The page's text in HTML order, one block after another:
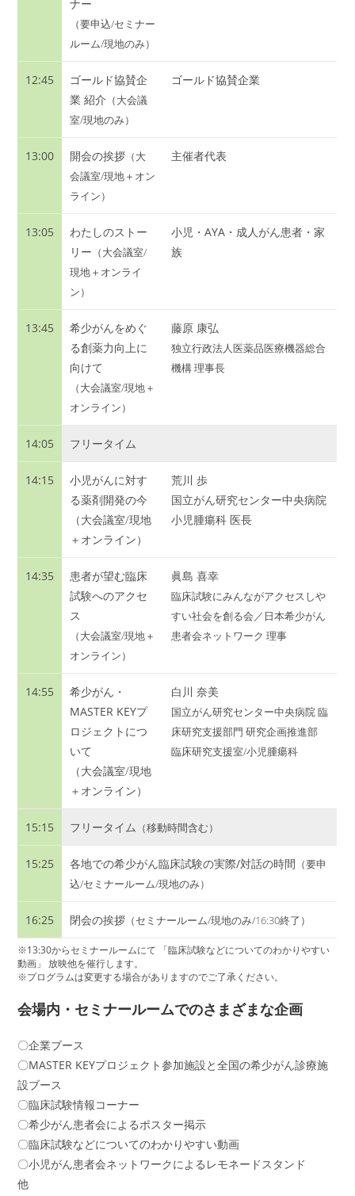
ナー
（要申込/セミナー
ルーム/現地のみ）
12:45
ゴールド協賛企
業 紹介 （大会議
室/現地のみ）
ゴールド協賛企業
13:00 開会の挨拶 （大
会議室/現地＋オン
ライン）
主催者代表
13:05
わたしのストー
リー （大会議室/
現地＋オンライ
ン）
小児・AYA・成人がん患者・家
族
13:45
希少がんをめぐ
る創薬力向上に
向けて
（大会議室/現地＋
オンライン）
藤原 康弘
独立行政法人医薬品医療機器総合
機構 理事長
14:05 フリータイム
14:15
小児がんに対す
る薬剤開発の今
（大会議室/現地
＋オンライン）
荒川 歩
国立がん研究センター中央病院
小児腫瘍科 医長
14:35
患者が望む臨床
試験へのアクセ
ス
（大会議室/現地＋
オンライン）
眞島 喜幸
臨床試験にみんながアクセスしや
すい社会を創る会／日本希少がん
患者会ネットワーク 理事
14:55
希少がん・
MASTER KEYプ
ロジェクトにつ
いて
（大会議室/現地
＋オンライン）
白川 奈美
国立がん研究センター中央病院 臨
床研究支援部門 研究企画推進部
臨床研究支援室/小児腫瘍科
15:15 フリータイム （移動時間含む）
15:25 各地での希少がん臨床試験の実際/対話の時間 （要申
込/セミナールーム/現地のみ）
16:25 閉会の挨拶 （セミナールーム/現地のみ/16:30終了）
※13:30からセミナールームにて 「臨床試験などについてのわかりやすい
動画」 放映他を催行します。
※プログラムは変更する場合がありますのでご了承ください。
会場内・セミナールームでのさまざまな企画
〇企業ブース
〇MASTER KEYプロジェクト参加施設と全国の希少がん診療施
設ブース
〇臨床試験情報コーナー
〇希少がん患者会によるポスター掲示
〇臨床試験などについてのわかりやすい動画
〇小児がん患者会ネットワークによるレモネードスタンド
他